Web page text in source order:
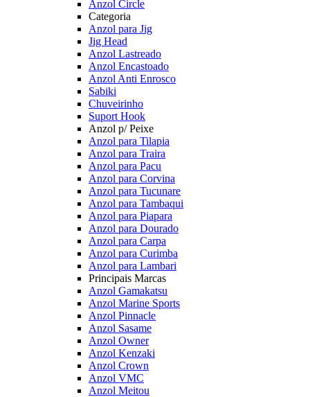
Anzol Circle
Categoria
Anzol para Jig
Jig Head
Anzol Lastreado
Anzol Encastoado
Anzol Anti Enrosco
Sabiki
Chuveirinho
Suport Hook
Anzol p/ Peixe
Anzol para Tilapia
Anzol para Traira
Anzol para Pacu
Anzol para Corvina
Anzol para Tucunare
Anzol para Tambaqui
Anzol para Piapara
Anzol para Dourado
Anzol para Carpa
Anzol para Curimba
Anzol para Lambari
Principais Marcas
Anzol Gamakatsu
Anzol Marine Sports
Anzol Pinnacle
Anzol Sasame
Anzol Owner
Anzol Kenzaki
Anzol Crown
Anzol VMC
Anzol Meitou